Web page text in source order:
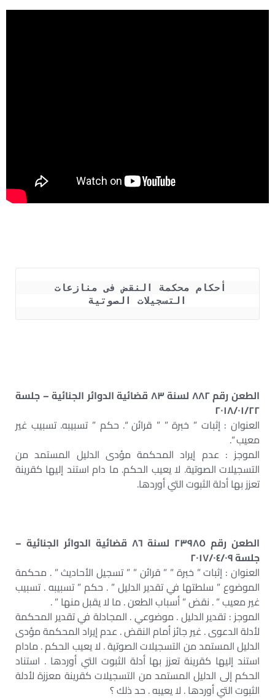
التسجيلات الصوتية
الطعن رقم ٨٨٢ لسنة ٨٣ قضائية الدوائر الجنائية – جلسة
٢٠١٨/٠١/٢٢
العنوان : إثبات ” خبرة ” ” قرائن “. حكم ” تسبيبه. تسبيب غير
معيب “.
الموجز : عدم إيراد المحكمة مؤدى الدليل المستمد من
التسجيلات الصوتية. لا يعيب الحكم. ما دام استند إليها كقرينة
تعزز بها أدلة الثبوت التي أوردها.
الطعن رقم ٢٣٩٨٥ لسنة ٨٦ قضائية الدوائر الجنائية –
جلسة ٢٠١٧/٠٤/٠٩
العنوان : إثبات ” خبرة ” ” قرائن ” ” تسجيل الأحاديث ” . محكمة
الموضوع ” سلطتها في تقدير الدليل ” . حكم ” تسبيبه . تسبيب
غير معيب ” . نقض ” أسباب الطعن . ما لا يقبل منها ” .
الموجز : تقدير الدليل . موضوعي . المجادلة في تقدير المحكمة
لأدلة الدعوى . غير جائز أمام النقض . عدم إيراد المحكمة مؤدى
الدليل المستمد من التسجيلات الصوتية . لا يعيب الحكم . مادام
استند إليها كقرينة تعزز بها أدلة الثبوت التي أوردها . استناد
الحكم إلى الدليل المستمد من التسجيلات كقرينة معززة لأدلة
الثبوت التي أوردها . لا يعيبه . حد ذلك ؟